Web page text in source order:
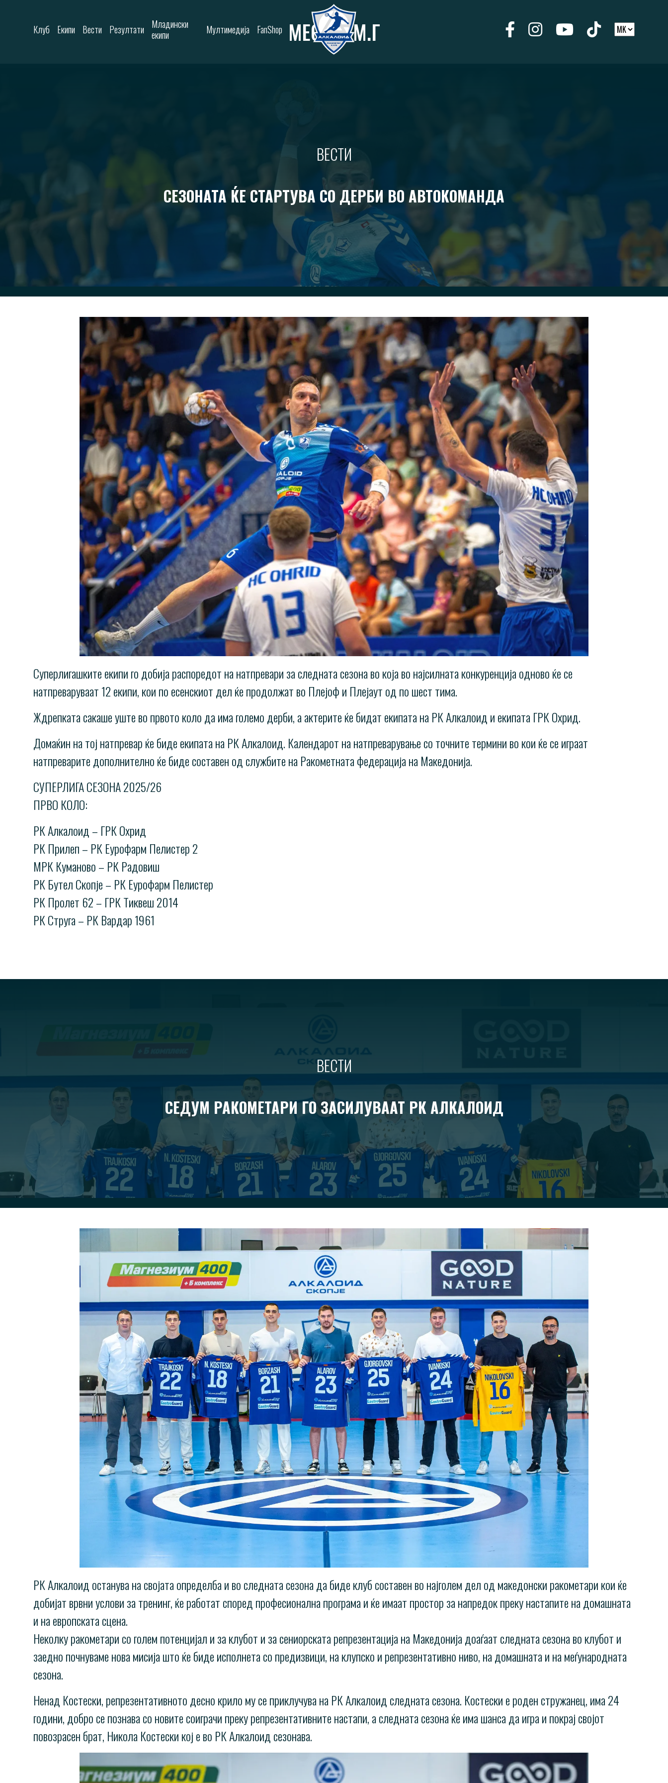
Клуб Екипи Вести Резултати
Младински
екипи
Мултимедија FanShop МЕСЕЦ:М.Г
ВЕСТИ
СЕЗОНАТА ЌЕ СТАРТУВА СО ДЕРБИ ВО АВТОКОМАНДА
Суперлигашките екипи го добија распоредот на натпревари за следната сезона во која во најсилната конкуренција одново ќе се
натпреваруваат 12 екипи, кои по есенскиот дел ќе продолжат во Плејоф и Плејаут од по шест тима.
Ждрепката сакаше уште во првото коло да има големо дерби, а актерите ќе бидат екипата на РК Алкалоид и екипата ГРК Охрид.
Домаќин на тој натпревар ќе биде екипата на РК Алкалоид. Календарот на натпреварување со точните термини во кои ќе се играат
натпреварите дополнително ќе биде составен од службите на Ракометната федерација на Македонија.
СУПЕРЛИГА СЕЗОНА 2025/26
ПРВО КОЛО:
РК Алкалоид – ГРК Охрид
РК Прилеп – РК Еурофарм Пелистер 2
МРК Куманово – РК Радовиш
РК Бутел Скопје – РК Еурофарм Пелистер
РК Пролет 62 – ГРК Тиквеш 2014
РК Струга – РК Вардар 1961
ВЕСТИ
СЕДУМ РАКОМЕТАРИ ГО ЗАСИЛУВААТ РК АЛКАЛОИД
РК Алкалоид останува на својата определба и во следната сезона да биде клуб составен во најголем дел од македонски ракометари кои ќе
добијат врвни услови за тренинг, ќе работат според професионална програма и ќе имаат простор за напредок преку настапите на домашната
и на европската сцена.
Неколку ракометари со голем потенцијал и за клубот и за сениорската репрезентација на Македонија доаѓаат следната сезона во клубот и
заедно почнуваме нова мисија што ќе биде исполнета со предизвици, на клупско и репрезентативно ниво, на домашната и на меѓународната
сезона.
Ненад Костески, репрезентативното десно крило му се приклучува на РК Алкалоид следната сезона. Костески е роден стружанец, има 24
години, добро се познава со новите соиграчи преку репрезентативните настапи, а следната сезона ќе има шанса да игра и покрај својот
повозрасен брат, Никола Костески кој е во РК Алкалоид сезонава.